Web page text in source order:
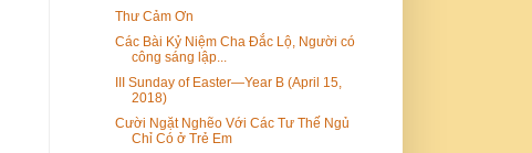
Thư Cảm Ơn
Các Bài Kỷ Niệm Cha Đắc Lộ, Người có
công sáng lập...
III Sunday of Easter—Year B (April 15,
2018)
Cười Ngặt Nghẽo Với Các Tư Thế Ngủ
Chỉ Có ở Trẻ Em